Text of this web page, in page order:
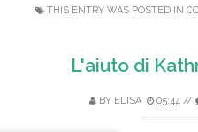
THIS ENTRY WAS POSTED IN
L'aiuto di
BY ELISA 05:44 //